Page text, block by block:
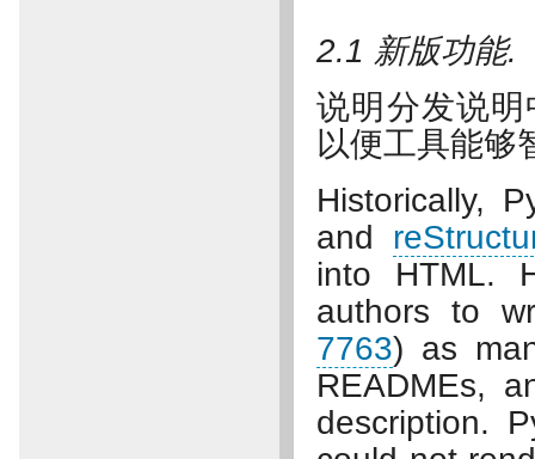
2.1 新版功能.
说明分发说
以便工具能够
Historically,
and
into HTML.
authors to
7763) as
READMEs,
description.